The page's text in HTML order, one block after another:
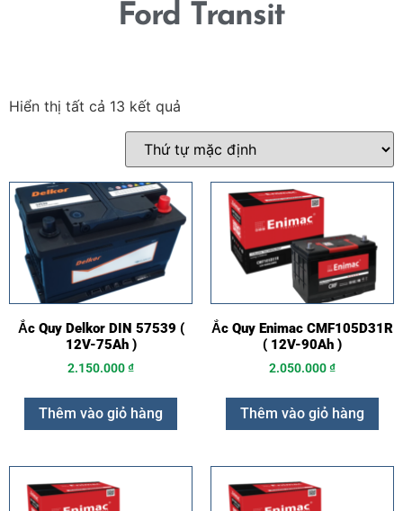
Ford Transit
Hiển thị tất cả 13 kết quả
Ắc Quy Delkor DIN 57539 (
12V-75Ah )
2.150.000₫
Thêm vào giỏ hàng
Ắc Quy Enimac CMF105D31R
( 12V-90Ah )
2.050.000₫
Thêm vào giỏ hàng